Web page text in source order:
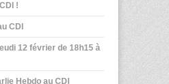
!
CDI
12 février de 18h15 à
Hebdo au CDI